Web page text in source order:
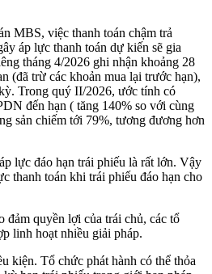
MBS, việc thanh toán chậm trả
áp lực thanh toán dự kiến sẽ gia
tháng 4/2026 ghi nhận khoảng 28
(đã trừ các khoản mua lại trước hạn),
Trong quý II/2026, ước tính có
đến hạn ( tăng 140% so với cùng
sản chiếm tới 79%, tương đương hơn
lực đáo hạn trái phiếu là rất lớn. Vậy
thanh toán khi trái phiếu đáo hạn cho
đảm quyền lợi của trái chủ, các tổ
linh hoạt nhiều giải pháp.
kiện. Tổ chức phát hành có thể thỏa